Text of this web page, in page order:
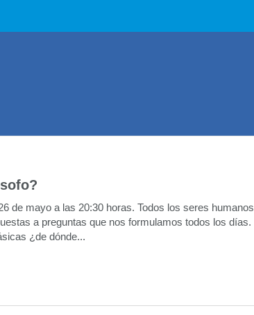
de mayo a las 20:30 horas. Todos los seres humanos
a preguntas que nos formulamos todos los días.
¿de dónde...